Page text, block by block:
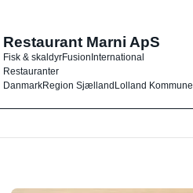
Restaurant Marni ApS
Fisk & skaldyrFusionInternational
Restauranter
DanmarkRegion SjællandLolland Kommune